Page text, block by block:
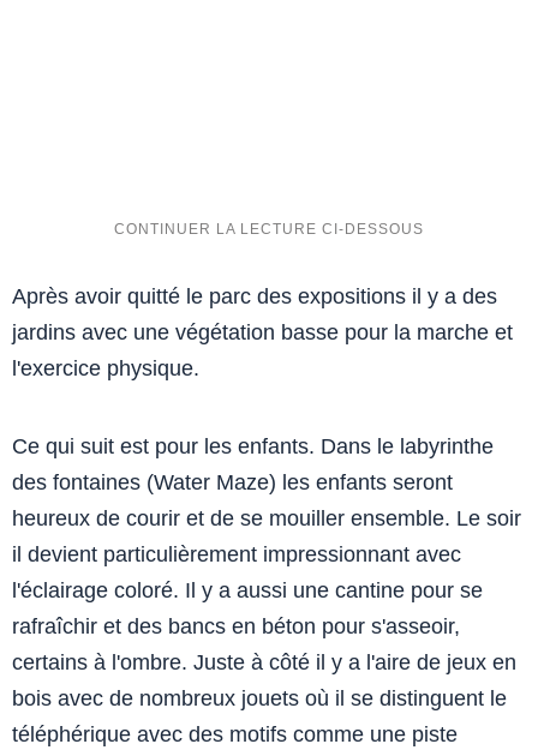
Après avoir quitté le parc des expositions il y a des
jardins avec une végétation basse pour la marche et
l'exercice physique.
Ce qui suit est pour les enfants. Dans le labyrinthe
des fontaines (Water Maze) les enfants seront
heureux de courir et de se mouiller ensemble. Le soir
il devient particulièrement impressionnant avec
l'éclairage coloré. Il y a aussi une cantine pour se
rafraîchir et des bancs en béton pour s'asseoir,
certains à l'ombre. Juste à côté il y a l'aire de jeux en
bois avec de nombreux jouets où il se distinguent le
téléphérique avec des motifs comme une piste